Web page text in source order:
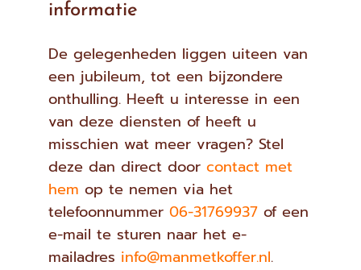
informatie
De gelegenheden liggen uiteen van
een jubileum, tot een bijzondere
onthulling. Heeft u interesse in een
van deze diensten of heeft u
misschien wat meer vragen? Stel
deze dan direct door contact met
hem op te nemen via het
telefoonnummer 06-31769937of een
e-mail te sturen naar het e-
mailadres info@manmetkoffer.nl.